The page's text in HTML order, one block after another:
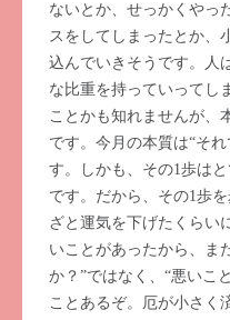
ないとか、せっかくやっ
スをしてしまったとか、
込んでいきそうです。人
な比重を持っていってし
ことかも知れませんが、
です。今月の本質は“そ
す。しかも、その1歩は
です。だから、その1歩
ざと運気を下げたくらい
いことがあったから、ま
か？”ではなく、“悪いこ
ことあるぞ。厄が小さく